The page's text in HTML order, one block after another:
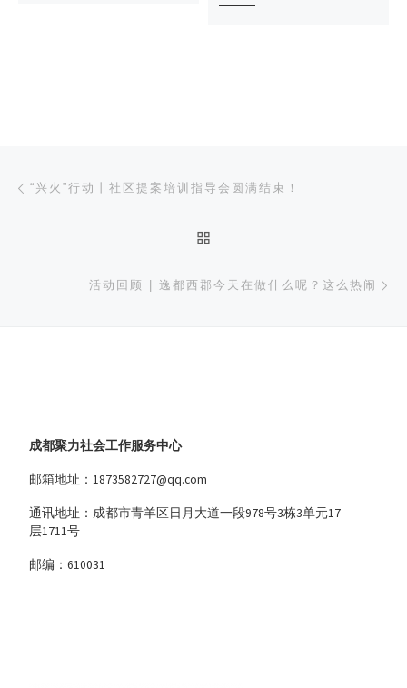
文章导航
“兴火”行动丨社区提案培训指导会圆满结束！
活动回顾 | 逸都西郡今天在做什么呢？这么热闹
成都聚力社会工作服务中心
邮箱地址：1873582727@qq.com
通讯地址：成都市青羊区日月大道一段978号3栋3单元17
层1711号
邮编：610031